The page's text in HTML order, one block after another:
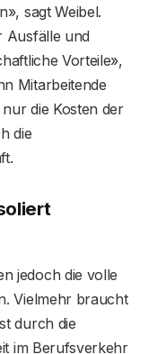
sagt Weibel.
Ausfälle und
Vorteile»,
Mitarbeitende
die Kosten der
die
jedoch die volle
Vielmehr braucht
durch die
im Berufsverkehr